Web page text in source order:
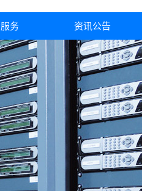
务 资讯公告